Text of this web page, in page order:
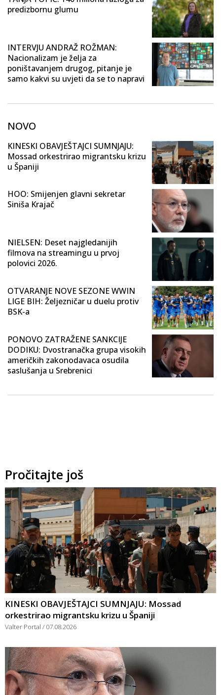
predizbornu glumu
INTERVJU ANDRAŽ ROŽMAN:
Nacionalizam je želja za
poništavanjem drugog, pitanje je
samo kakvi su uvjeti da se to napravi
NOVO
KINESKI OBAVJEŠTAJCI SUMNJAJU:
Mossad orkestrirao migrantsku krizu
u Španiji
HOO: Smijenjen glavni sekretar
Siniša Krajač
NIELSEN: Deset najgledanijih
filmova na streamingu u prvoj
polovici 2026.
OTVARANJE NOVE SEZONE WWIN
LIGE BIH: Željezničar u duelu protiv
BSK-a
PONOVO ZATRAŽENE SANKCIJE
DODIKU: Dvostranačka grupa visokih
američkih zakonodavaca osudila
saslušanja u Srebrenici
Pročitajte još
KINESKI OBAVJEŠTAJCI SUMNJAJU: Mossad
orkestrirao migrantsku krizu u Španiji
Valter Portal 07.08.2026